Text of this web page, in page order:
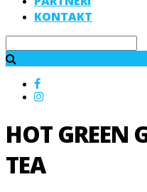
KONTAKT
HOT GREEN
TEA